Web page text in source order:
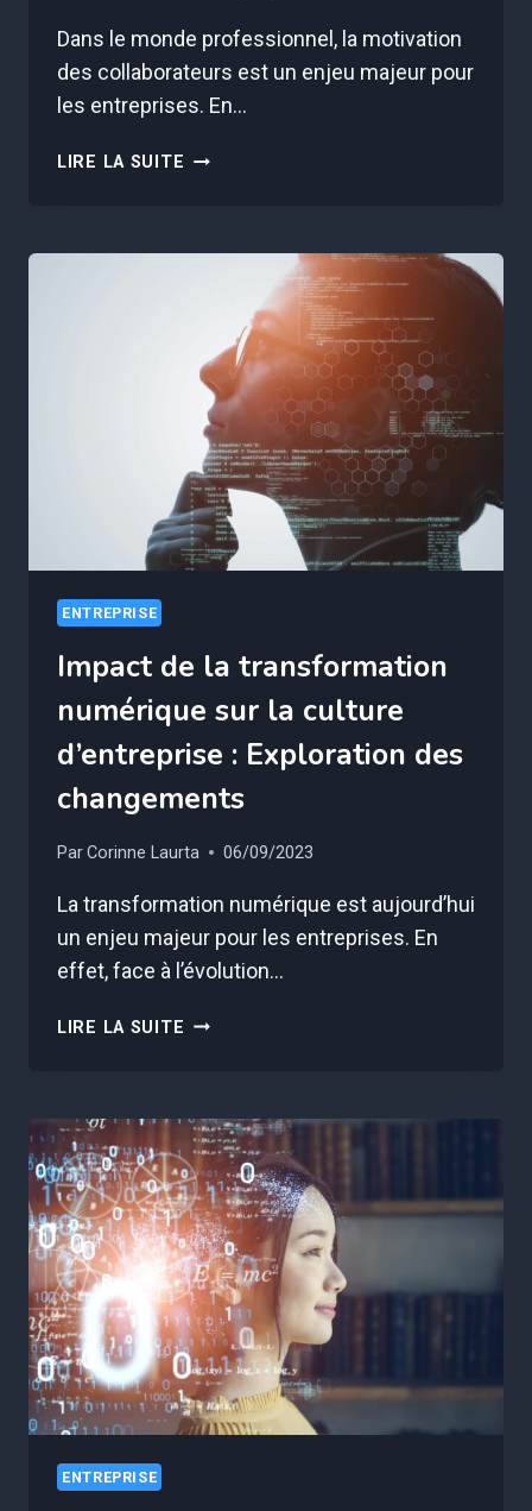
Dans le monde professionnel, la motivation
des collaborateurs est un enjeu majeur pour
les entreprises. En…
LIRE LA SUITE LA
MOTIVATION
SECRET
POUR
BOOSTER
VOTRE
ÉQUIPE
ENTREPRISE
Impact de la transformation
numérique sur la culture
d’entreprise : Exploration des
changements
ParCorinne Laurta 06/09/2023
La transformation numérique est aujourd’hui
un enjeu majeur pour les entreprises. En
effet, face à l’évolution…
LIRE LA SUITE IMPACT
NUMÉRIQUE
SUR
LA
CULTURE
D’ENTREPRISE
:
EXPLORATION
DES
CHANGEMENTS
ENTREPRISE